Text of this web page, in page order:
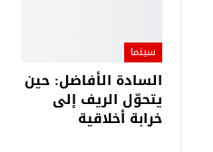
سينما
السادة الأفاضل: حين
يتحوّل الريف إلى
خرابة أخلاقية